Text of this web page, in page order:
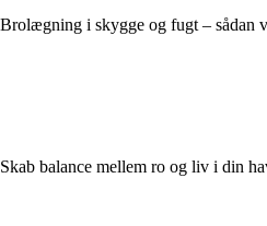
Brolægning i skygge og fugt – sådan
Skab balance mellem ro og liv i din